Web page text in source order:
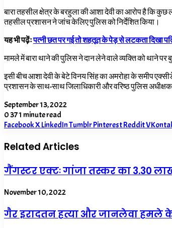
बारा तहसील क्षेत्र के बरहुला की आशा देवी का आरोप है कि कुछ
तहसील प्रशासन ने जांच केलिए पुलिस को निर्देशित किया।
यह भी पढ़ेंःपत्नी छत पर गई तो शहतूत के पेड़ से लटकता दिखा
मामले में बारा थाने की पुलिस ने दान लेने वाले व्यक्ति को थाने
इसी बीच आशा देवी के बेटे विनय सिंह का अमरोहा के समीप
प्रशासन के साथ-साथ जिलाधिकारी और वरिष्ठ पुलिस अधीक्षक
September 13, 2022
0371 minute read
FacebookXLinkedInTumblrPinterestReddit
Related Articles
गैंगस्टर एक्टः गांजा तस्कर का 3.30
November 10, 2022
गैर इरादतन हत्या और जानलेवा हमले